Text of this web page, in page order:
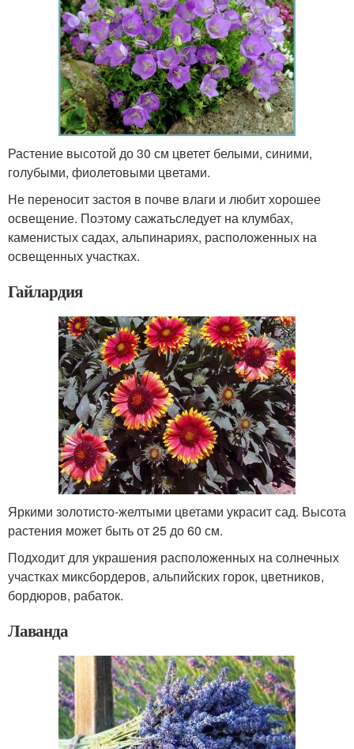
Растение высотой до 30 см цветет белыми, синими,
голубыми, фиолетовыми цветами.
Не переносит застоя в почве влаги и любит хорошее
освещение. Поэтому сажатьследует на клумбах,
каменистых садах, альпинариях, расположенных на
освещенных участках.
Гайлардия
Яркими золотисто-желтыми цветами украсит сад. Высота
растения может быть от 25 до 60 см.
Подходит для украшения расположенных на солнечных
участках миксбордеров, альпийских горок, цветников,
бордюров, рабаток.
Лаванда